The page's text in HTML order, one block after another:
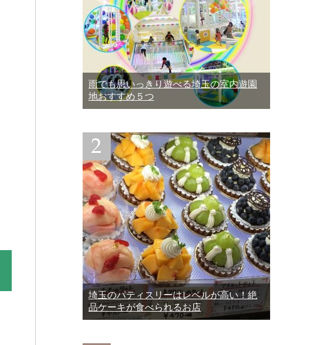
雨でも思いっきり遊べる埼玉の室内遊園
地おすすめ５つ
埼玉のパティスリーはレベルが高い！絶
品ケーキが食べられるお店